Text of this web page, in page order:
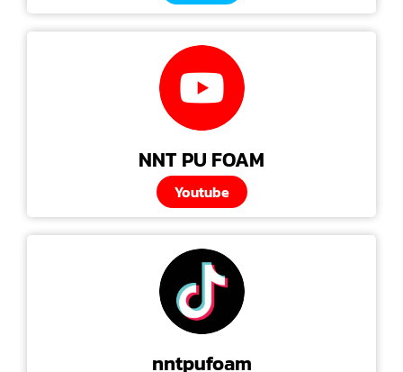
NNT PU FOAM
Youtube
nntpufoam